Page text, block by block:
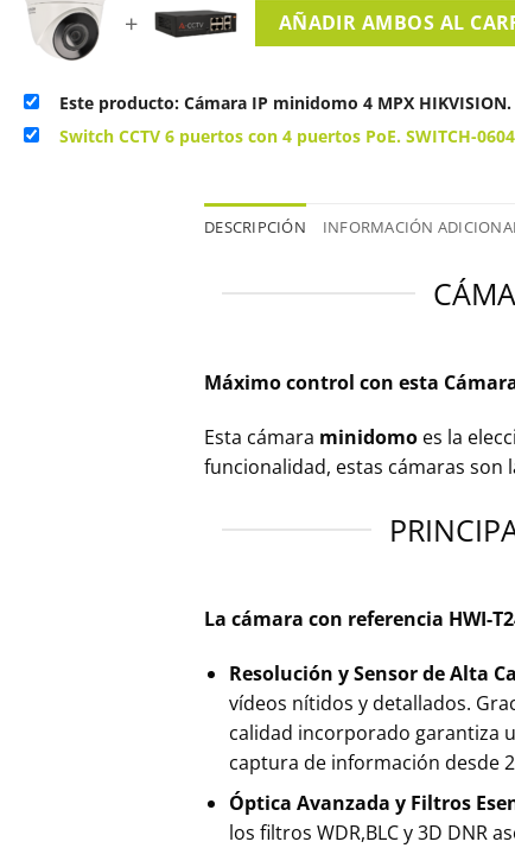
+
AÑADIR AMBOS AL
Este producto: Cámara IP minidomo 4 MPX HIKVISION.
Switch CCTV 6 puertos con 4 puertos PoE. SWITCH-
DESCRIPCIÓN INFORMACIÓN
Máximocontrol con esta
Esta cámara minidomo es la
funcionalidad, estas cámaras
La cámara con referencia HWI-
Resolución y Sensor de Alta
vídeos nítidos y detallados.
calidad incorporado garantiza
captura de información desde
Óptica Avanzada y Filtros
los filtros WDR,BLC y 3D DNR